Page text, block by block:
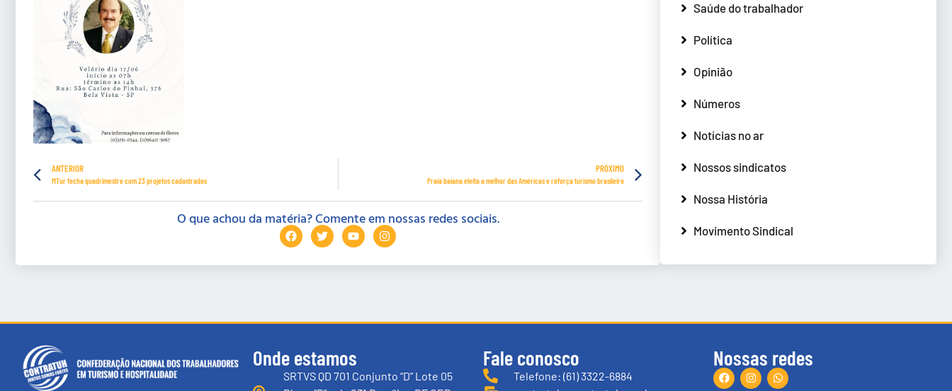
ANTERIOR
MTur fecha quadrimestre com 23 projetos cadastrados
PRÓXIMO
Praia baiana eleita a melhor das Américas e reforça turismo brasileiro
O que achou da matéria? Comente em nossas redes sociais.
Saúde do trabalhador
Política
Opinião
Números
Notícias no ar
Nossos sindicatos
Nossa História
Movimento Sindical
Onde estamos
SRTVS QD 701 Conjunto “D” Lote 05
Fale conosco
Telefone: (61) 3322-6884
Nossas redes